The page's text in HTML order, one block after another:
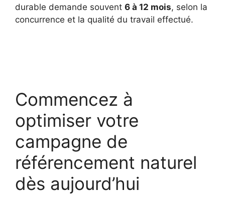
durable demande souvent 6 à 12 mois, selon la
concurrence et la qualité du travail effectué.
Commencez à
optimiser votre
campagne de
référencement naturel
dès aujourd’hui